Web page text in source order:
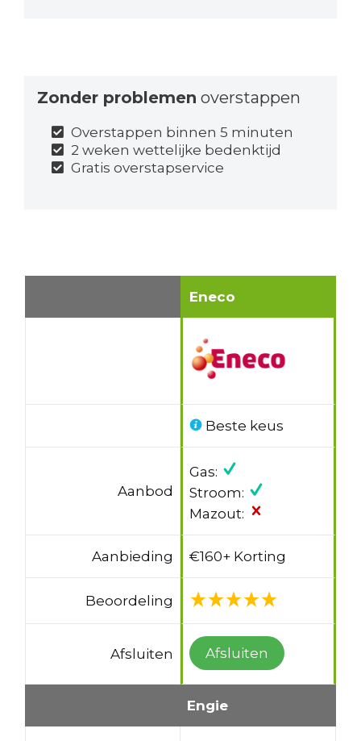
Zonder problemen overstappen
Overstappen binnen 5 minuten
2 weken wettelijke bedenktijd
Gratis overstapservice
Eneco
Beste keus
Aanbod
Gas:
Stroom:
Mazout:
Aanbieding €160+ Korting
Beoordeling
Afsluiten Afsluiten
Engie